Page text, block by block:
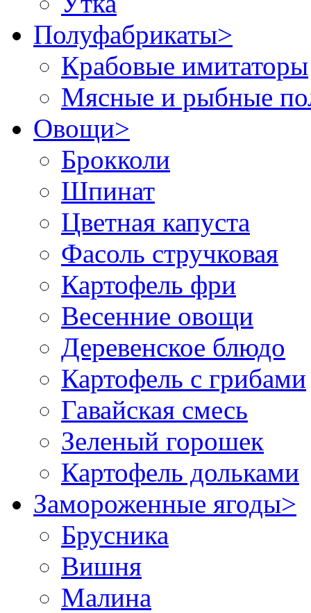
Полуфабрикаты>
Крабовые имитаторы
Мясные и рыбные
Овощи>
Брокколи
Шпинат
Цветная капуста
Фасоль стручковая
Картофель фри
Весенние овощи
Деревенское блюдо
Картофель с грибами
Гавайская смесь
Зеленый горошек
Картофель дольками
Замороженные ягоды>
Брусника
Вишня
Малина